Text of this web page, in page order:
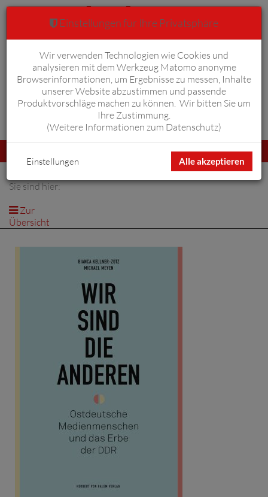
Anmelden Warenkorb 0
umschalten
Sie sind hier:
Zur
Übersicht
Einstellungen für Ihre Privatsphäre
Wir verwenden Technologien wie Cookies und
analysieren mit dem Werkzeug Matomo anonyme
Browserinformationen, um Ergebnisse zu messen, Inhalte
unserer Website abzustimmen und passende
Produktvorschläge machen zu können. Wir bitten Sie um
Ihre Zustimmung.
(Weitere Informationen zum Datenschutz)
Alle akzeptieren
Einstellungen